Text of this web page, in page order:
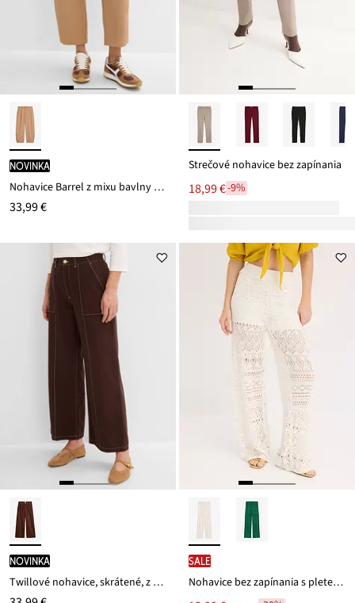
novinka
Nohavice Barrel z mixu bavlny a elastanu
33,99 €
Strečové nohavice bez zapínania
18,99 €-9%
novinka
Twillové nohavice, skrátené, z čistej bavlny
SALE
Nohavice bez zapínania s pleteným dierkovaným vzorom